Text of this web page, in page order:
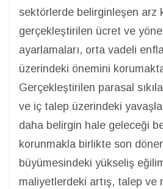
sektörlerde belirginleşen arz
gerçekleştirilen ücret ve
ayarlamaları, orta vadeli
üzerindeki önemini
Gerçekleştirilen parasal
ve iç talep üzerindeki
daha belirgin hale geleceği
korunmakla birlikte son
büyümesindeki yükseliş
maliyetlerdeki artış, talep ve